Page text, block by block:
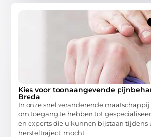
Kies voor toonaangevende
Breda
In onze snel veranderende maatschappij
om toegang te hebben tot
en experts die u kunnen bijstaan tijdens
hersteltraject, mocht